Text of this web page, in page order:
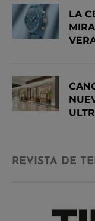
LA
REVISTA DE